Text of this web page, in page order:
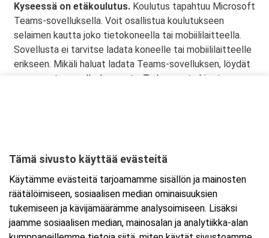
Kyseessä on etäkoulutus. Koulutus tapahtuu Microsoft
Teams-sovelluksella. Voit osallistua koulutukseen
selaimen kautta joko tietokoneella tai mobiililaitteella.
Sovellusta ei tarvitse ladata koneelle tai mobiililaitteelle
erikseen. Mikäli haluat ladata Teams-sovelluksen, löydät
sen omasta sovelluskaupasta. Tarkemmat ohjeet
Ajankohta
Alkaa:20.1.2026 08:30
Päättyy:20.1.2026 15:30
Tämä sivusto käyttää evästeitä
Käytämme evästeitä tarjoamamme sisällön ja mainosten
räätälöimiseen, sosiaalisen median ominaisuuksien
tukemiseen ja kävijämäärämme analysoimiseen. Lisäksi
jaamme sosiaalisen median, mainosalan ja analytiikka-alan